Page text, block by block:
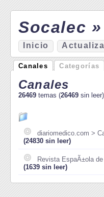
Socalec
nicio A
Canales Categorías
Canales
26469 temas (26469 sin
diariomedico.com >
(24830 sin leer)
Revista EspaÃ±ola
(1639 sin leer)